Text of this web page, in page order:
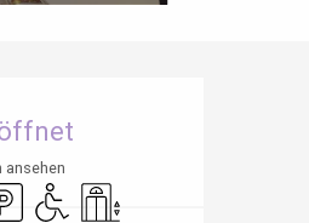
Zugang für Behinderte
Aufzug